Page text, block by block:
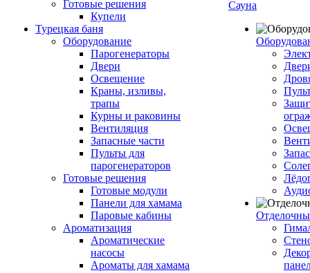
Готовые решения
Купели
Турецкая баня
Оборудование
Парогенераторы
Двери
Освещение
Краны, изливы,
трапы
Курны и раковины
Вентиляция
Запасные части
Пульты для
парогенераторов
Готовые решения
Готовые модули
Панели для хамама
Паровые кабины
Ароматизация
Ароматические
насосы
Ароматы для хамама
Сауна